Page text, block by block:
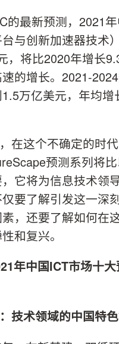
的最新预测，2021
台与创新加速器技术
，将比2020年增长
的增长。2021-
万亿美元，年均增
在这个不确定的时
预测系列将
它将为信息技术领
要了解引发这一深
，还要了解如何在
和复兴。
年中国ICT市场十
技术领域的中国特